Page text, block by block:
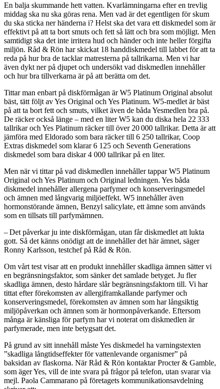
En balja skummande hett vatten. Kvarlämningarna efter en trevlig
middag ska nu ska göras rena. Men vad är det egentligen för skum
du ska sticka ner händerna i? Helst ska det vara ett diskmedel som är
effektivt på att ta bort smuts och fett så lätt och bra som möjligt. Men
samtidigt ska det inte irritera hud och händer och inte heller förgifta
miljön. Råd & Rön har skickat 18 handdiskmedel till labbet för att ta
reda på hur bra de tacklar matresterna på tallrikarna. Men vi har
även dykt ner på djupet och undersökt vad diskmedlen innehåller
och hur bra tillverkarna är på att berätta om det.
Tittar man enbart på diskförmågan är W5 Platinum Original absolut
bäst, tätt följt av Yes Original och Yes Platinum. W5-medlet är bäst
på att ta bort fett och smuts, vilket även de båda Yesmedlen bra på.
De räcker också länge – med en liter W5 kan du diska hela 22 333
tallrikar och Yes Platinum räcker till över 20 000 tallrikar. Detta är att
jämföra med Eldorado som bara räcker till 6 250 tallrikar, Coop
Extras diskmedel som klarar 6 125 och Seventh Generations
diskmedel som bara diskar 4 000 tallrikar på en liter.
Men när vi tittar på vad diskmedlen innehåller tappar W5 Platinum
Original och Yes Platinum och Original ledningen. Yes båda
diskmedel innehåller allergena parfymer och konserveringsmedel
och ämnen med långvarig miljöeffekt. W5 innehåller även
hormonstörande ämnen, Benzyl salicylate, ett ämne som används
som en tillsats till parfymämnen.
– Det påverkar ju inte diskförmågan, utan får diskmedlet att lukta
gott. Så det känns onödigt att de innehåller det här ämnet, säger
Ronny Karlsson, testchef på Råd & Rön.
Om vårt test visar att en produkt innehåller skadliga ämnen sätter vi
en begränsningsfaktor, som sänker det samlade betyget. Ju fler
skadliga ämnen, desto hårdare slår begränsningsfaktorn till. Vi har
tittat efter förekomsten av allergiframkallande parfymer och
konserveringsmedel, förekomsten av ämnen som har långsiktig
miljöpåverkan och ämnen som är hormonpåverkande. Eftersom
många är känsliga för parfym har vi noterat om diskmedlen är
parfymerade, men inte betygsatt det.
På grund av sitt innehåll måste Yes diskmedel ha varningstexten
”skadliga långtidseffekter för vattenlevande organismer” på
baksidan av flaskorna. När Råd & Rön kontaktar Procter & Gamble,
som äger Yes, vill de inte svara på frågor på telefon, utan svarar via
mejl. Paola Cammarano på företagets kommunikationsavdelning